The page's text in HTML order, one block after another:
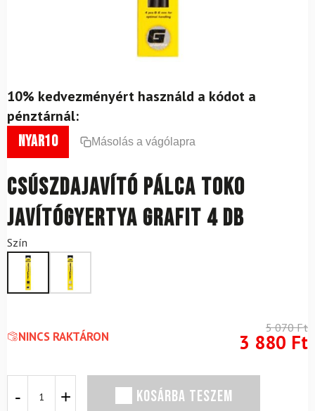
10% kedvezményért használd a kódot a
pénztárnál:
nyar10 Másolás a vágólapra
Csúszdajavító pálca TOKO
javítógyertya grafit 4 db
Szín
NINCS RAKTÁRON
5 070Ft
3 880 Ft
pálca
KOSÁRBA TESZEM